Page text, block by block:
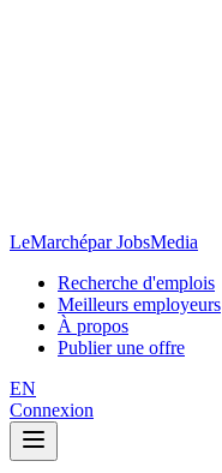
LeMarchépar JobsMedia
Recherche d'emplois
Meilleurs employeurs
À propos
Publier une offre
EN
Connexion